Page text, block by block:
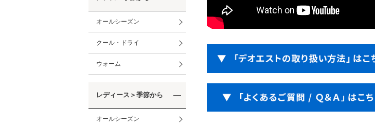
オールシーズン
クール・ドライ
ウォーム
レディース＞季節から
オールシーズン